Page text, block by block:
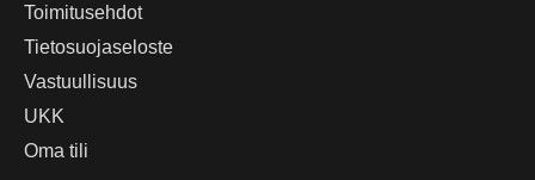
Toimitusehdot
Tietosuojaseloste
Vastuullisuus
UKK
Oma tili